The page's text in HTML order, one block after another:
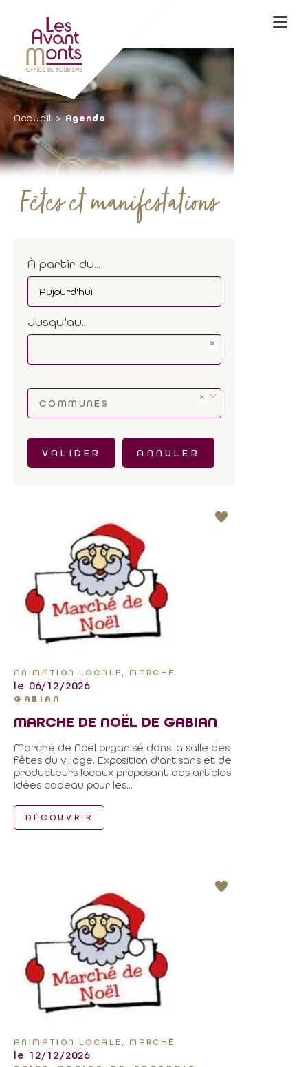
Accueil Agenda
Fêtes et manifestations
À partir du...
Jusqu'au...
COMMUNES
VALIDER ANNULER
ANIMATION LOCALE, MARCHÉ
le 06/12/2026
GABIAN
MARCHE DE NOËL DE GABIAN
Marché de Noël organisé dans la salle des
fêtes du village. Exposition d'artisans et de
producteurs locaux proposant des articles
idées cadeau pour les...
DÉCOUVRIR
ANIMATION LOCALE, MARCHÉ
le 12/12/2026